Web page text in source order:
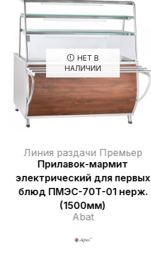
НЕТ В
НАЛИЧИИ
Линия раздачи Премьер
Прилавок-мармит
электрический для первых
блюд ПМЭС-70Т-01 нерж.
(1500мм)
Abat